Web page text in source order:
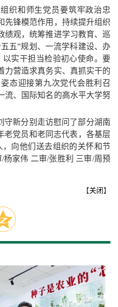
织和师生党员要筑牢政治忠
先锋模范作用，持续提升组织
绩观，统筹推进学习教育、巡
五”规划、一流学科建设、办
以实干担当检验初心使命。要
力营造求真务实、真抓实干的
态迎接第九次党代会胜利召
流、国际知名的高水平大学努
守新分别走访慰问了部分湖南
老党员和老同志代表，各基层
，向他们送去组织的关怀和节
/杨家伟 二审/张胜利 三审/周预
【关闭】